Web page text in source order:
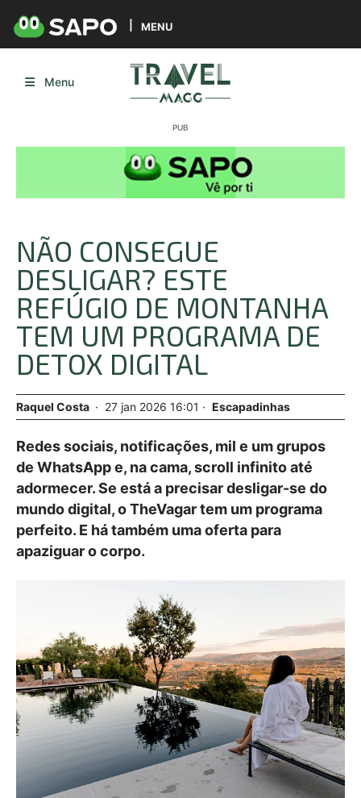
MENU
Menu
NÃO CONSEGUE
DESLIGAR? ESTE
REFÚGIO DE MONTANHA
TEM UM PROGRAMA DE
DETOX DIGITAL
Raquel Costa 27 jan 2026 16:01 Escapadinhas
Redes sociais, notificações, mil e um grupos
de WhatsApp e, na cama, scroll infinito até
adormecer. Se está a precisar desligar-se do
mundo digital, o TheVagar tem um programa
perfeito. E há também uma oferta para
apaziguar o corpo.